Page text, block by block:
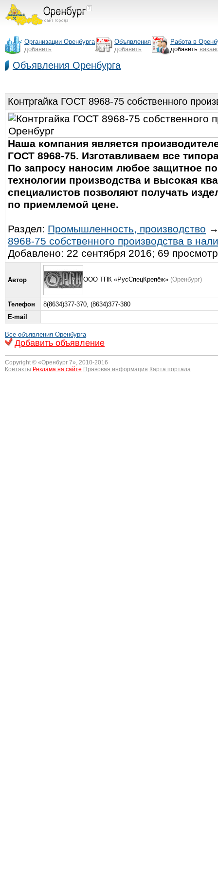
Организации Оренбурга
добавить
Объявления
добавить
Работа в
добавить
Объявления Оренбурга
Контргайка ГОСТ 8968-75 собственного
Наша компания является
ГОСТ 8968-75. Изготавливаем все
По запросу наносим любое защитное
технологии производства и высокая
специалистов позволяют получать
по приемлемой цене.
Раздел: Промышленность, производство
8968-75 собственного производства в
Добавлено: 22 сентября 2016; 69
Автор ООО ТПК «РусСпецКрепёж» (Оренбург)
Телефон
8(8634)377-370, (8634)377-380
E-mail
Все объявления Оренбурга
Добавить объявление
Copyright © «Оренбург 7», 2010-2016
Контакты Реклама на сайте Правовая информация Карта портала